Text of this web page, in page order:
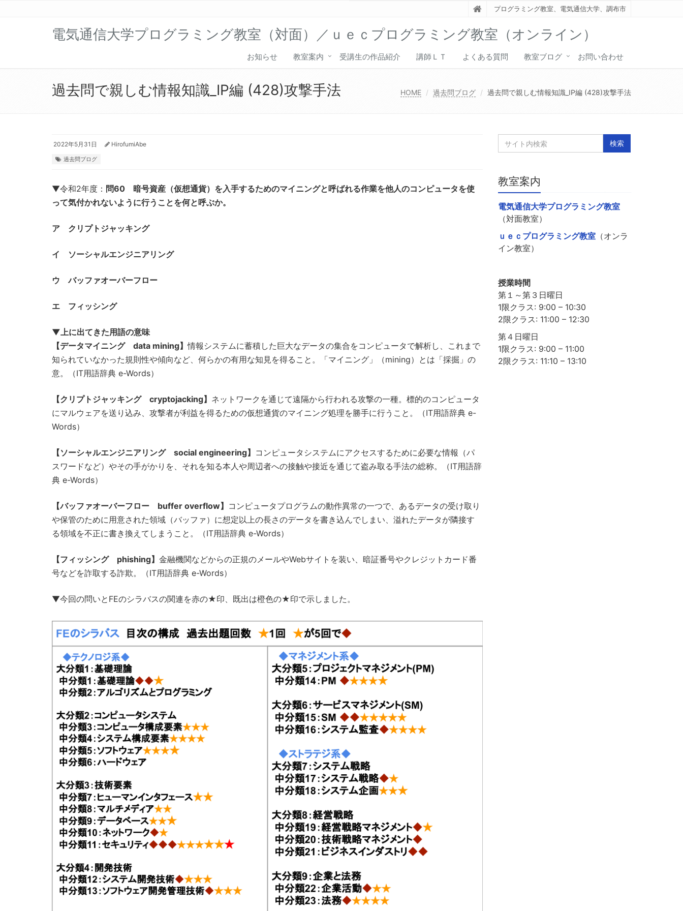
プログラミング教室、電気通信大学、調布市
電気通信大学プログラミング教室（対面）／ｕｅｃプログラミング教室（オンライン）
お知らせ 教室案内 受講生の作品紹介 講師ＬＴ よくある質問 教室ブログ お問い合わせ
過去問で親しむ情報知識_IP編 (428)攻撃手法 HOME 過去問ブログ 過去問で親しむ情報知識_IP編 (428)攻撃手法
2022年5月31日 HirofumiAbe
過去問ブログ
▼令和2年度： 問60 暗号資産（仮想通貨）を入手するためのマイニングと呼ばれる作業を他人のコンピュータを使
って気付かれないように行うことを何と呼ぶか。
ア クリプトジャッキング
イ ソーシャルエンジニアリング
ウ バッファオーバーフロー
エ フィッシング
▼上に出てきた用語の意味
【データマイニング data mining】情報システムに蓄積した巨大なデータの集合をコンピュータで解析し、これまで
知られていなかった規則性や傾向など、何らかの有用な知見を得ること。「マイニング」（mining）とは「採掘」の
意。（IT用語辞典 e-Words）
【クリプトジャッキング cryptojacking】 ネットワークを通じて遠隔から行われる攻撃の一種。標的のコンピュータ
にマルウェアを送り込み、攻撃者が利益を得るための仮想通貨のマイニング処理を勝手に行うこと。（IT用語辞典 e-
Words）
【ソーシャルエンジニアリング social engineering】 コンピュータシステムにアクセスするために必要な情報（パ
スワードなど）やその手がかりを、それを知る本人や周辺者への接触や接近を通じて盗み取る手法の総称。（IT用語辞
典 e-Words）
【バッファオーバーフロー buffer overflow】 コンピュータプログラムの動作異常の一つで、あるデータの受け取り
や保管のために用意された領域（バッファ）に想定以上の長さのデータを書き込んでしまい、溢れたデータが隣接す
る領域を不正に書き換えてしまうこと。（IT用語辞典 e-Words）
【フィッシング phishing】 金融機関などからの正規のメールやWebサイトを装い、暗証番号やクレジットカード番
号などを詐取する詐欺。（IT用語辞典 e-Words）
▼今回の問いとFEのシラバスの関連を赤の★印、既出は橙色の★印で示しました。
教室案内
電気通信大学プログラミング教室
（対面教室）
ｕｅｃプログラミング教室（オンラ
イン教室）
授業時間
第１～第３日曜日
1限クラス: 9:00 – 10:30
2限クラス: 11:00 – 12:30
第４日曜日
1限クラス: 9:00 – 11:00
2限クラス: 11:10 – 13:10